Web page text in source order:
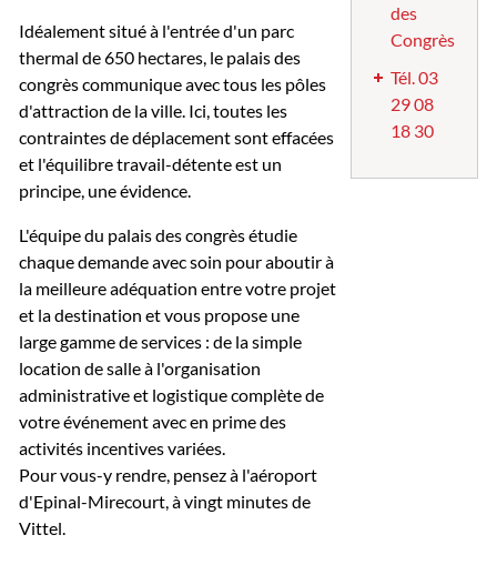
Idéalement situé à l'entrée d'un parc
thermal de 650 hectares, le palais des
congrès communique avec tous les pôles
d'attraction de la ville. Ici, toutes les
contraintes de déplacement sont effacées
et l'équilibre travail-détente est un
principe, une évidence.
L'équipe du palais des congrès étudie
chaque demande avec soin pour aboutir à
la meilleure adéquation entre votre projet
et la destination et vous propose une
large gamme de services : de la simple
location de salle à l'organisation
administrative et logistique complète de
votre événement avec en prime des
activités incentives variées.
Pour vous-y rendre, pensez à l'aéroport
d'Epinal-Mirecourt, à vingt minutes de
Vittel.
des
Congrès
Tél. 03
29 08
18 30